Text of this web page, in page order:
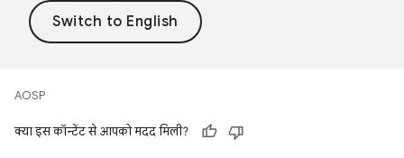
AOSP
क्या इस कॉन्टेंट से आपको मदद मिली?